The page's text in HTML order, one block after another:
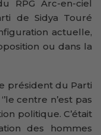
RPG Arc-en-ciel
de Sidya Touré
actuelle,
ou dans la
président du Parti
centre n’est pas
politique. C’était
des hommes